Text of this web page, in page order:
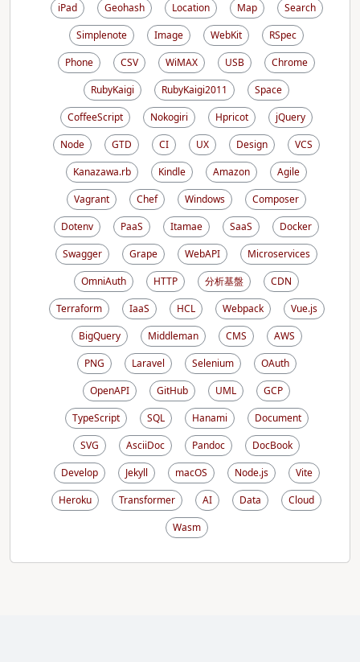
iPad
Geohash Location Map
Search
Simplenote
Image WebKit
RSpec
Phone
CSV WiMAX USB
Chrome
RubyKaigi
RubyKaigi2011
Space
CoffeeScript
Nokogiri Hpricot
jQuery
Node
GTD CI UX Design
VCS
Kanazawa.rb
Kindle Amazon
Agile
Vagrant
Chef Windows
Composer
Dotenv
PaaS Itamae SaaS
Docker
Swagger
Grape WebAPI
Microservices
OmniAuth
HTTP 分析基盤
CDN
Terraform
IaaS HCL Webpack
Vue.js
BigQuery
Middleman CMS
AWS
PNG
Laravel Selenium
OAuth
OpenAPI
GitHub UML
GCP
TypeScript
SQL Hanami
Document
SVG
AsciiDoc Pandoc
DocBook
Develop
Jekyll macOS Node.js
Vite
Heroku
Transformer AI Data
Cloud
Wasm